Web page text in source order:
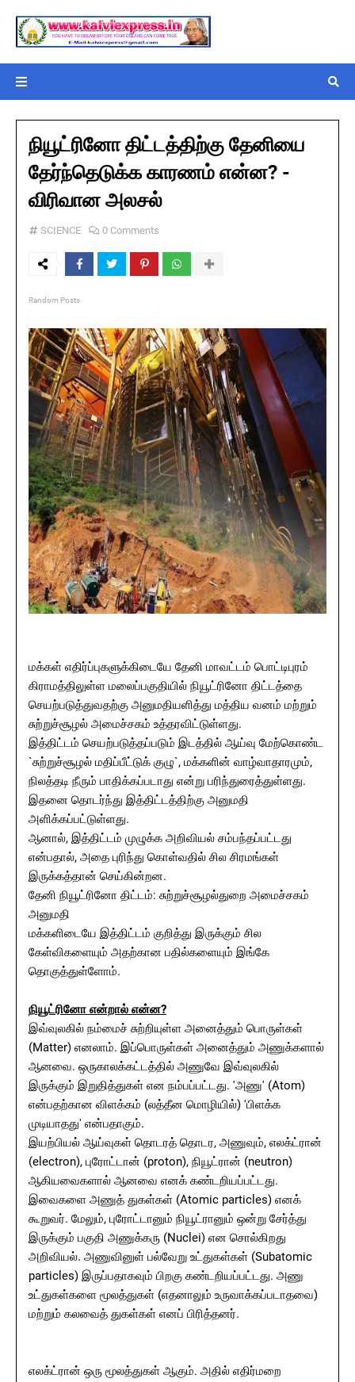
நியூட்ரினோ திட்டத்திற்கு தேனியை
தேர்ந்தெடுக்க காரணம் என்ன? -
விரிவான அலசல்
SCIENCE 0 Comments
Random Posts
மக்கள் எதிர்ப்புகளுக்கிடையே தேனி மாவட்டம் பொட்டிபுரம்
கிராமத்திலுள்ள மலைப்பகுதியில் நியூட்ரினோ திட்டத்தை
செயற்படுத்துவதற்கு அனுமதியளித்து மத்திய வனம் மற்றும்
சுற்றுச்சூழல் அமைச்சகம் உத்தரவிட்டுள்ளது.
இத்திட்டம் செயற்படுத்தப்படும் இடத்தில் ஆய்வு மேற்கொண்ட
`சுற்றுச்சூழல் மதிப்பீட்டுக் குழு`, மக்களின் வாழ்வாதாரமும்,
நிலத்தடி நீரும் பாதிக்கப்படாது என்று பரிந்துரைத்துள்ளது.
இதனை தொடர்ந்து இத்திட்டத்திற்கு அனுமதி
அளிக்கப்பட்டுள்ளது.
ஆனால், இத்திட்டம் முழுக்க அறிவியல் சம்பந்தப்பட்டது
என்பதால், அதை புரிந்து கொள்வதில் சில சிரமங்கள்
இருக்கத்தான் செய்கின்றன.
தேனி நியூட்ரினோ திட்டம்: சுற்றுச்சூழல்துறை அமைச்சகம்
அனுமதி
மக்களிடையே இத்திட்டம் குறித்து இருக்கும் சில
கேள்விகளையும் அதற்கான பதில்களையும் இங்கே
தொகுத்துள்ளோம்.
நியூட்ரினோ என்றால் என்ன?
இவ்வுலகில் நம்மைச் சுற்றியுள்ள அனைத்தும் பொருள்கள்
(Matter) எனலாம். இப்பொருள்கள் அனைத்தும் அணுக்களால்
ஆனவை. ஒருகாலக்கட்டத்தில் அணுவே இவ்வுலகில்
இருக்கும் இறுதித்துகள் என நம்பப்பட்டது. 'அணு' (Atom)
என்பதற்கான விளக்கம் (லத்தீன மொழியில்) 'பிளக்க
முடியாதது' என்பதாகும்.
இயற்பியல் ஆய்வுகள் தொடரத் தொடர, அணுவும், எலக்ட்ரான்
(electron), புரோட்டான் (proton), நியூட்ரான் (neutron)
ஆகியவைகளால் ஆனவை எனக் கண்டறியப்பட்டது.
இவைகளை அணுத் துகள்கள் (Atomic particles) எனக்
கூறுவர். மேலும், புரோட்டானும் நியூட்ரானும் ஒன்று சேர்த்து
இருக்கும் பகுதி அணுக்கரு (Nuclei) என சொல்கிறது
அறிவியல். அணுவினுள் பல்வேறு உட்துகள்கள் (Subatomic
particles) இருப்பதாகவும் பிறகு கண்டறியப்பட்டது. அணு
உட்துகள்களை மூலத்துகள் (எதனாலும் உருவாக்கப்படாதவை)
மற்றும் கலவைத் துகள்கள் எனப் பிரித்தனர்.
எலக்ட்ரான் ஒரு மூலத்துகள் ஆகும். அதில் எதிர்மறை